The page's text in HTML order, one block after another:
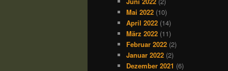
Mai 2022 (10)
April 2022 (14)
März 2022 (11)
Februar 2022 (2)
Januar 2022 (2)
Dezember 2021 (6)